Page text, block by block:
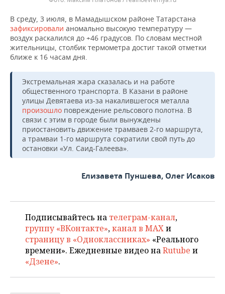
В среду, 3 июля, в Мамадышском районе Татарстана
зафиксировали аномально высокую температуру —
воздух раскалился до +46 градусов. По словам местной
жительницы, столбик термометра достиг такой отметки
ближе к 16 часам дня.
Экстремальная жара сказалась и на работе
общественного транспорта. В Казани в районе
улицы Девятаева из-за накалившегося металла
произошло повреждение рельсового полотна. В
связи с этим в городе были вынуждены
приостановить движение трамваев 2-го маршрута,
а трамваи 1-го маршрута сократили свой путь до
остановки «Ул. Саид-Галеева».
Елизавета Пуншева, Олег Исаков
Подписывайтесь на телеграм-канал,
группу «ВКонтакте»,канал в MAXи
страницу в «Одноклассниках» «Реального
времени». Ежедневные видео наRutube и
«Дзене».